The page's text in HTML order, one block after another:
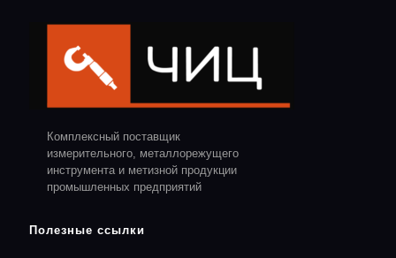
Комплексный поставщик
измерительного, металлорежущего
инструмента и метизной продукции
промышленных предприятий
Полезные ссылки